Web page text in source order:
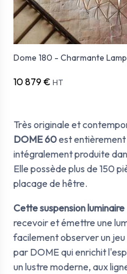
Très originale et
DOME 60est entiè
intégralement produite
Elle possède plus de 150 pi
placage de hêtre.
Cette suspension
recevoir et émettre une
facilement observer un
par DOME qui enrichit
un lustre moderne, aux
Dome 180 - Charmante
10 879 € HT